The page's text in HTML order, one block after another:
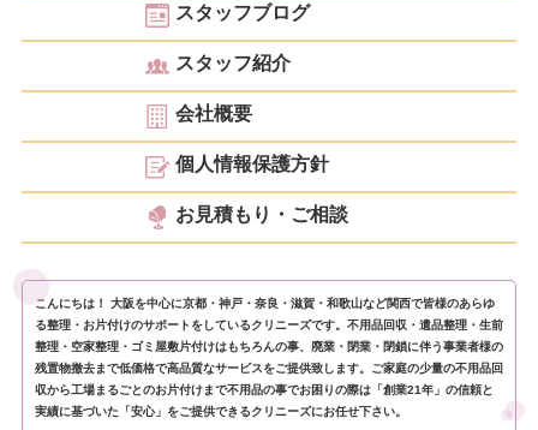
スタッフブログ
スタッフ紹介
会社概要
個人情報保護方針
お見積もり・ご相談
こんにちは！ 大阪を中心に京都・神戸・奈良・滋賀・和歌山など関西で皆様のあらゆ
る整理・お片付けのサポートをしているクリニーズです。不用品回収・遺品整理・生前
整理・空家整理・ゴミ屋敷片付けはもちろんの事、廃業・閉業・閉鎖に伴う事業者様の
残置物撤去まで低価格で高品質なサービスをご提供致します。ご家庭の少量の不用品回
収から工場まるごとのお片付けまで不用品の事でお困りの際は「創業21年」の信頼と
実績に基づいた「安心」をご提供できるクリニーズにお任せ下さい。